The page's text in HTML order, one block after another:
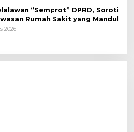
“Semprot” DPRD, Soroti
Rumah Sakit yang Mandul
2026